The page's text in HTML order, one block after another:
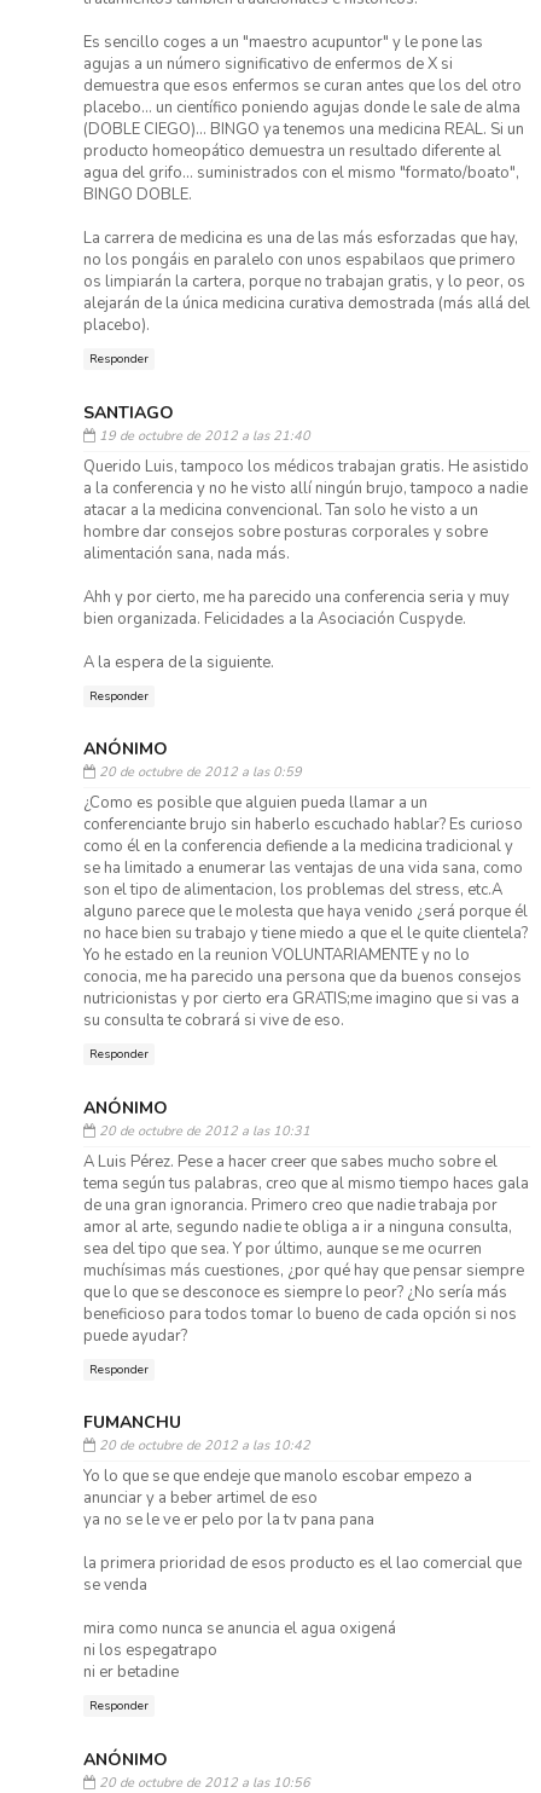
Es sencillo coges a un "maestro acupuntor" y le pone las
agujas a un número significativo de enfermos de X si
demuestra que esos enfermos se curan antes que los del otro
placebo... un científico poniendo agujas donde le sale de alma
(DOBLE CIEGO)... BINGO ya tenemos una medicina REAL. Si un
producto homeopático demuestra un resultado diferente al
agua del grifo... suministrados con el mismo "formato/boato",
BINGO DOBLE.
La carrera de medicina es una de las más esforzadas que hay,
no los pongáis en paralelo con unos espabilaos que primero
os limpiarán la cartera, porque no trabajan gratis, y lo peor, os
alejarán de la única medicina curativa demostrada (más allá del
placebo).
Responder
SANTIAGO
19 de octubre de 2012 a las 21:40
Querido Luis, tampoco los médicos trabajan gratis. He asistido
a la conferencia y no he visto allí ningún brujo, tampoco a nadie
atacar a la medicina convencional. Tan solo he visto a un
hombre dar consejos sobre posturas corporales y sobre
alimentación sana, nada más.
Ahh y por cierto, me ha parecido una conferencia seria y muy
bien organizada. Felicidades a la Asociación Cuspyde.
A la espera de la siguiente.
Responder
ANÓNIMO
20 de octubre de 2012 a las 0:59
¿Como es posible que alguien pueda llamar a un
conferenciante brujo sin haberlo escuchado hablar? Es curioso
como él en la conferencia defiende a la medicina tradicional y
se ha limitado a enumerar las ventajas de una vida sana, como
son el tipo de alimentacion, los problemas del stress, etc.A
alguno parece que le molesta que haya venido ¿será porque él
no hace bien su trabajo y tiene miedo a que el le quite clientela?
Yo he estado en la reunion VOLUNTARIAMENTE y no lo
conocia, me ha parecido una persona que da buenos consejos
nutricionistas y por cierto era GRATIS;me imagino que si vas a
su consulta te cobrará si vive de eso.
Responder
ANÓNIMO
20 de octubre de 2012 a las 10:31
A Luis Pérez. Pese a hacer creer que sabes mucho sobre el
tema según tus palabras, creo que al mismo tiempo haces gala
de una gran ignorancia. Primero creo que nadie trabaja por
amor al arte, segundo nadie te obliga a ir a ninguna consulta,
sea del tipo que sea. Y por último, aunque se me ocurren
muchísimas más cuestiones, ¿por qué hay que pensar siempre
que lo que se desconoce es siempre lo peor? ¿No sería más
beneficioso para todos tomar lo bueno de cada opción si nos
puede ayudar?
Responder
FUMANCHU
20 de octubre de 2012 a las 10:42
Yo lo que se que endeje que manolo escobar empezo a
anunciar y a beber artimel de eso
ya no se le ve er pelo por la tv pana pana
la primera prioridad de esos producto es el lao comercial que
se venda
mira como nunca se anuncia el agua oxigená
ni los espegatrapo
ni er betadine
Responder
ANÓNIMO
20 de octubre de 2012 a las 10:56